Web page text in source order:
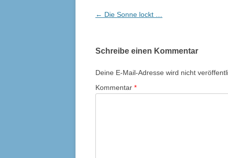
Beitrags-
← Die Sonne lockt …
Schreibe einen Kommentar
Deine E-Mail-Adresse wird nicht
Kommentar *